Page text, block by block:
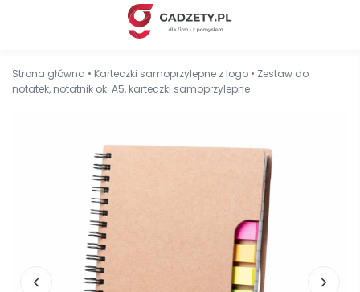
Strona główna • Karteczki samoprzylepne z logo • Zestaw do
notatek, notatnik ok. A5, karteczki samoprzylepne